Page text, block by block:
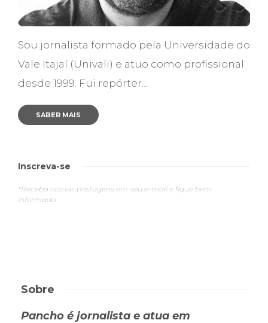
Sou jornalista formado pela Universidade do
Vale Itajaí (Univali) e atuo como profissional
desde 1999. Fui repórter...
SABER MAIS
Inscreva-se
*Receba nossas postagens em seu e-mail e fique bem
informado.
Sobre
Pancho é jornalista e atua em